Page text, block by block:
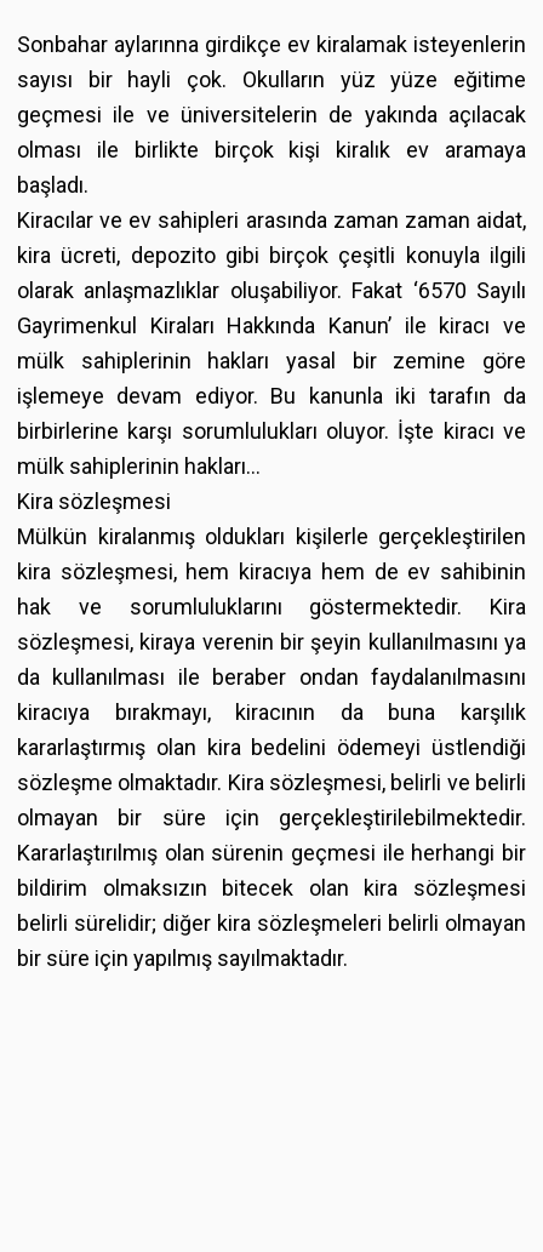
Sonbahar aylarınna girdikçe ev kiralamak isteyenlerin
sayısı bir hayli çok. Okulların yüz yüze eğitime
geçmesi ile ve üniversitelerin de yakında açılacak
olması ile birlikte birçok kişi kiralık ev aramaya
başladı.
Kiracılar ve ev sahipleri arasında zaman zaman aidat,
kira ücreti, depozito gibi birçok çeşitli konuyla ilgili
olarak anlaşmazlıklar oluşabiliyor. Fakat ‘6570 Sayılı
Gayrimenkul Kiraları Hakkında Kanun’ ile kiracı ve
mülk sahiplerinin hakları yasal bir zemine göre
işlemeye devam ediyor. Bu kanunla iki tarafın da
birbirlerine karşı sorumlulukları oluyor. İşte kiracı ve
mülk sahiplerinin hakları…
Kira sözleşmesi
Mülkün kiralanmış oldukları kişilerle gerçekleştirilen
kira sözleşmesi, hem kiracıya hem de ev sahibinin
hak ve sorumluluklarını göstermektedir. Kira
sözleşmesi, kiraya verenin bir şeyin kullanılmasını ya
da kullanılması ile beraber ondan faydalanılmasını
kiracıya bırakmayı, kiracının da buna karşılık
kararlaştırmış olan kira bedelini ödemeyi üstlendiği
sözleşme olmaktadır. Kira sözleşmesi, belirli ve belirli
olmayan bir süre için gerçekleştirilebilmektedir.
Kararlaştırılmış olan sürenin geçmesi ile herhangi bir
bildirim olmaksızın bitecek olan kira sözleşmesi
belirli sürelidir; diğer kira sözleşmeleri belirli olmayan
bir süre için yapılmış sayılmaktadır.